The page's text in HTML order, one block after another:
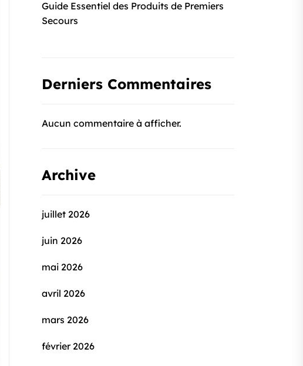
Guide Essentiel des Produits de Premiers
Secours
Derniers Commentaires
Aucun commentaire à afficher.
Archive
juillet 2026
juin 2026
mai 2026
avril 2026
mars 2026
février 2026